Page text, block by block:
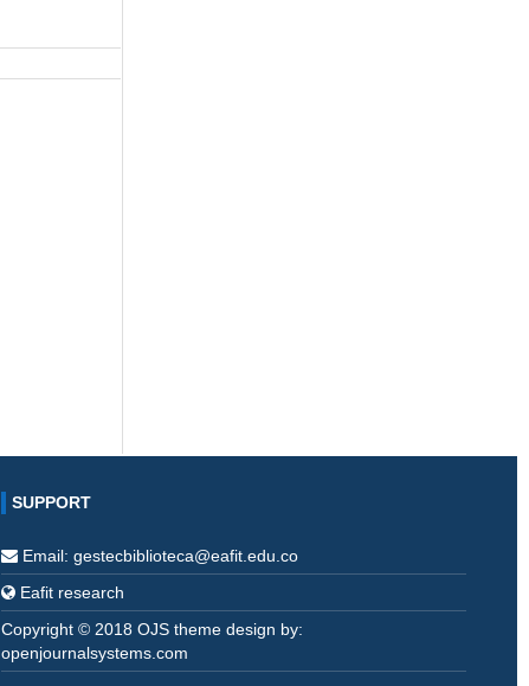
SUPPORT
Email: gestecbiblioteca@eafit.edu.co
Eafit research
Copyright © 2018 OJS theme design by:
openjournalsystems.com